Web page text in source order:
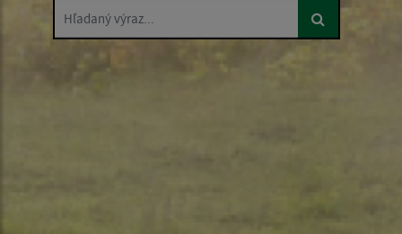
Hľadaný výraz...